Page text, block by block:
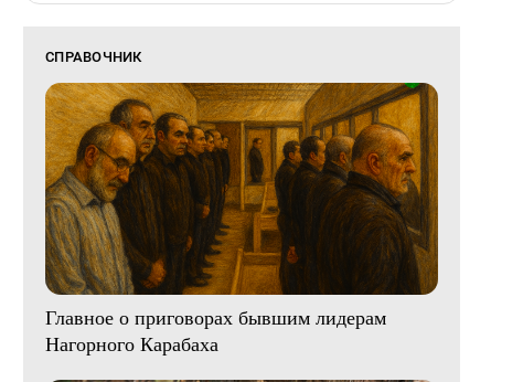
СПРАВОЧНИК
Главное о приговорах бывшим лидерам
Нагорного Карабаха